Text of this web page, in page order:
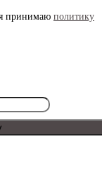
принимаю политику